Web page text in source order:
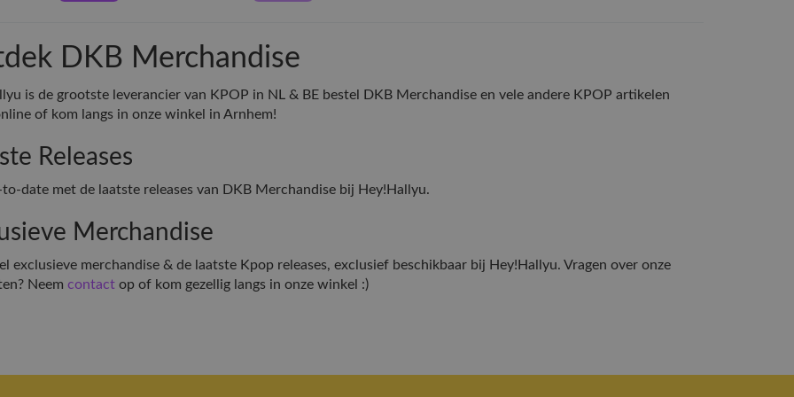
DKB Merchandise
is de grootste leverancier van KPOP in NL & BE bestel DKB Merchandise en vele andere KPOP artikelen
of kom langs in onze winkel in Arnhem!
Releases
date met de laatste releases van DKB Merchandise bij Hey!Hallyu.
Merchandise
exclusieve merchandise & de laatste Kpop releases, exclusief beschikbaar bij Hey!Hallyu. Vragen over onze
Neem contactop of kom gezellig langs in onze winkel :)